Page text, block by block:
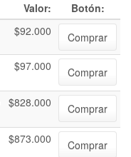
Valor:
Botón:
$92.000
Comprar
$97.000 Comprar
$828.000 Comprar
$873.000 Comprar